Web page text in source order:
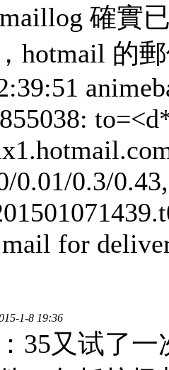
確實
hotmail 的
0.01/0.3/
mail for
1-8 19:36
35又试了